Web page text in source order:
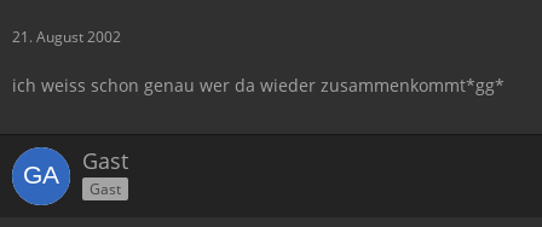
21. August 2002
ich weiss schon genau wer da wieder zusammenkommt*gg*
Gast
Gast